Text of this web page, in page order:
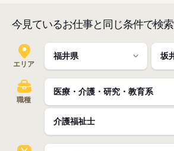
今見ているお仕事と同じ条件で検索
エリア
職種